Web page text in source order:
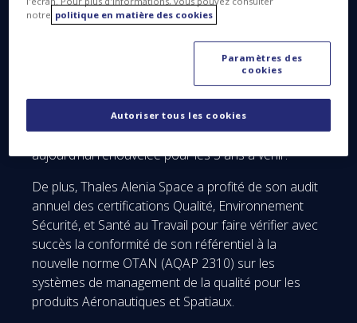
et de la maturité des organisations industrielles,
pour l’ensemble de ses sites, dans tous les pays où
la société est implantée et dans les tous les
domaines représentatifs de son activité. Fin 2008,
Thales Alenia Space avait été le premier
constructeur de satellites à recevoir l’accréditation
CMMI® niveau 3 en Europe, accréditation
aujourd’hui renouvelée pour les 3 ans à venir.
De plus, Thales Alenia Space a profité de son audit
annuel des certifications Qualité, Environnement
Sécurité, et Santé au Travail pour faire vérifier avec
succès la conformité de son référentiel à la
nouvelle norme OTAN (AQAP 2310) sur les
systèmes de management de la qualité pour les
produits Aéronautiques et Spatiaux.
notre politique en matière des cookies
Paramètres des
cookies
Autoriser tous les cookies